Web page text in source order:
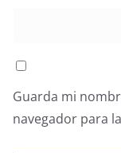
Guarda mi
navegador para